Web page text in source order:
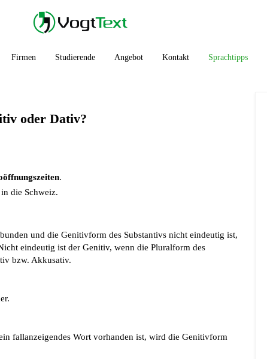
Firmen Studierende Angebot Kontakt Sprachtipps
oder Dativ?
.
in die Schweiz.
und die Genitivform des Substantivs nicht eindeutig ist,
eindeutig ist der Genitiv, wenn die Pluralform des
bzw. Akkusativ.
fallanzeigendes Wort vorhanden ist, wird die Genitivform